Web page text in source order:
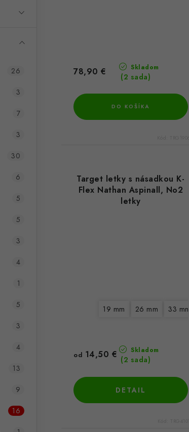
26
3
7
3
30
6
5
5
3
4
1
5
3
4
13
9
16
Skladom
(2 sada)
78,90 €
DO KOŠÍKA
Target letky s násadkou K-
Flex Nathan Aspinall, No2
letky
19 mm 26 mm 33 mm
Skladom
(2 sada)
od 14,50 €
DETAIL